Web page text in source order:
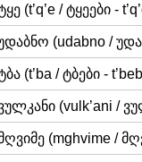
(t’q’e / ტყეები -
(udabno /
(t’ba / ტბები -
(vulk’ani /
(mghvime /